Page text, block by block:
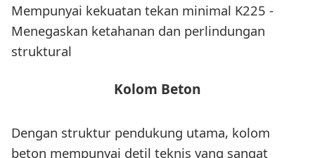
Mempunyai kekuatan tekan minimal K225 -
Menegaskan ketahanan dan perlindungan
struktural
Kolom Beton
Dengan struktur pendukung utama, kolom
beton mempunyai detil teknis yang sangat